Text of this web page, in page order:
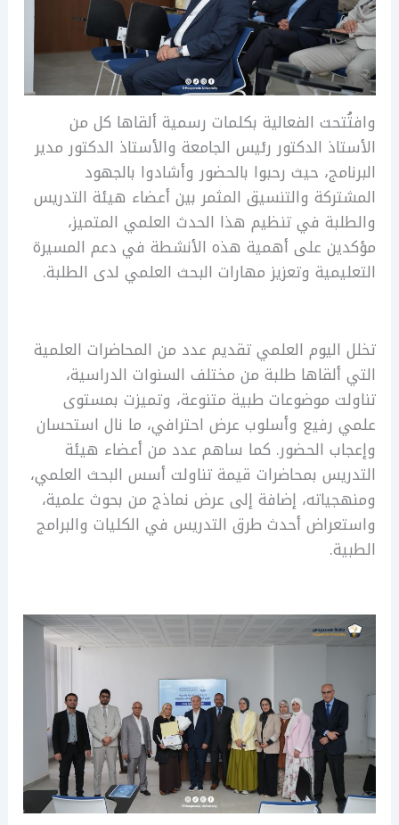
وافتُتحت الفعالية بكلمات رسمية ألقاها كل من
الأستاذ الدكتور رئيس الجامعة والأستاذ الدكتور مدير
البرنامج، حيث رحبوا بالحضور وأشادوا بالجهود
المشتركة والتنسيق المثمر بين أعضاء هيئة التدريس
والطلبة في تنظيم هذا الحدث العلمي المتميز،
مؤكدين على أهمية هذه الأنشطة في دعم المسيرة
التعليمية وتعزيز مهارات البحث العلمي لدى الطلبة.
تخلل اليوم العلمي تقديم عدد من المحاضرات العلمية
التي ألقاها طلبة من مختلف السنوات الدراسية،
تناولت موضوعات طبية متنوعة، وتميزت بمستوى
علمي رفيع وأسلوب عرض احترافي، ما نال استحسان
وإعجاب الحضور. كما ساهم عدد من أعضاء هيئة
التدريس بمحاضرات قيمة تناولت أسس البحث العلمي،
ومنهجياته، إضافة إلى عرض نماذج من بحوث علمية،
واستعراض أحدث طرق التدريس في الكليات والبرامج
الطبية.